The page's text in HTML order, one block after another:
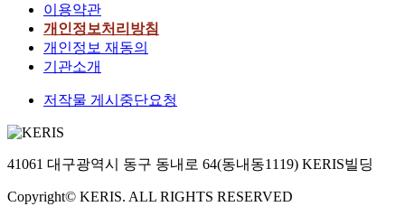
이용약관
개인정보처리방침
개인정보 재동의
기관소개
저작물 게시중단요청
41061 대구광역시 동구 동내로 64(동내동1119) KERIS빌딩
Copyright© KERIS. ALL RIGHTS RESERVED